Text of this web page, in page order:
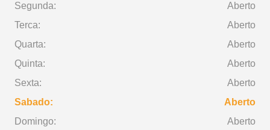
Segunda:
Aberto
Terca:
Aberto
Quarta:
Aberto
Quinta:
Aberto
Sexta:
Aberto
Sabado:
Aberto
Domingo:
Aberto